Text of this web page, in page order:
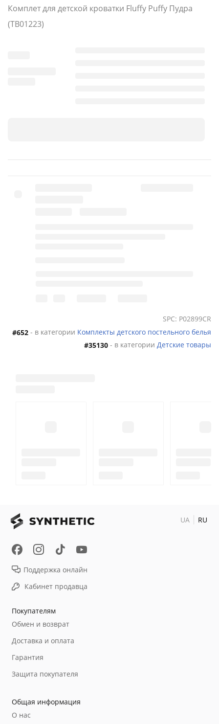
Комплет для детской кроватки Fluffy Puffy Пудра
(ТВ01223)
SPC: P02899CR
#652 - в категории Комплекты детского постельного белья
#35130 - в категории Детские товары
Покупателям
Обмен и возврат
Доставка и оплата
Гарантия
Защита покупателя
Общая информация
О нас
Поддержка онлайн
Кабинет продавца
UA RU